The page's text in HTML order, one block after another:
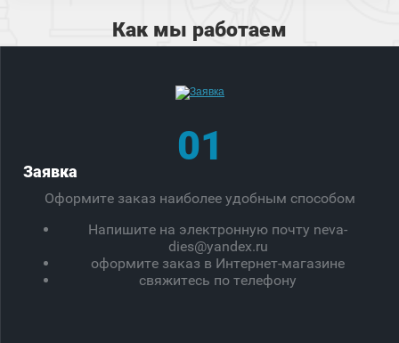
Как мы работаем
01
Заявка
Оформите заказ наиболее удобным способом
Напишите на электронную почту neva-
dies@yandex.ru
оформите заказ в Интернет-магазине
свяжитесь по телефону